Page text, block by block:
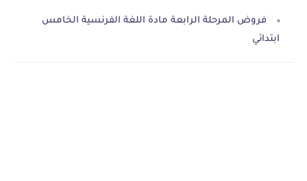
فروض المرحلة الرابعة مادة اللغة الفرنسية الخامس
ابتدائي